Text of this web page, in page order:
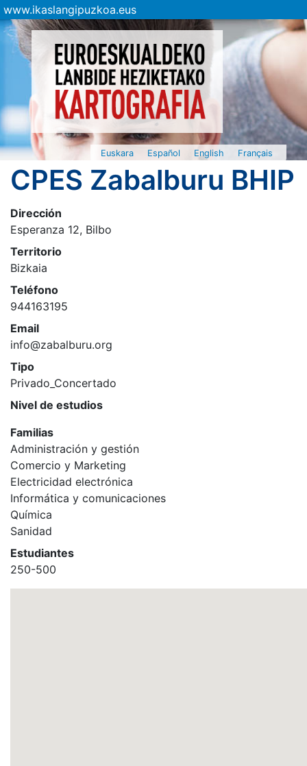
www.ikaslangipuzkoa.eus
Euskara Español English Français
CPES Zabalburu BHIP
Dirección
Esperanza 12, Bilbo
Territorio
Bizkaia
Teléfono
944163195
Email
info@zabalburu.org
Tipo
Privado_Concertado
Nivel de estudios
Familias
Administración y gestión
Comercio y Marketing
Electricidad electrónica
Informática y comunicaciones
Química
Sanidad
Estudiantes
250-500